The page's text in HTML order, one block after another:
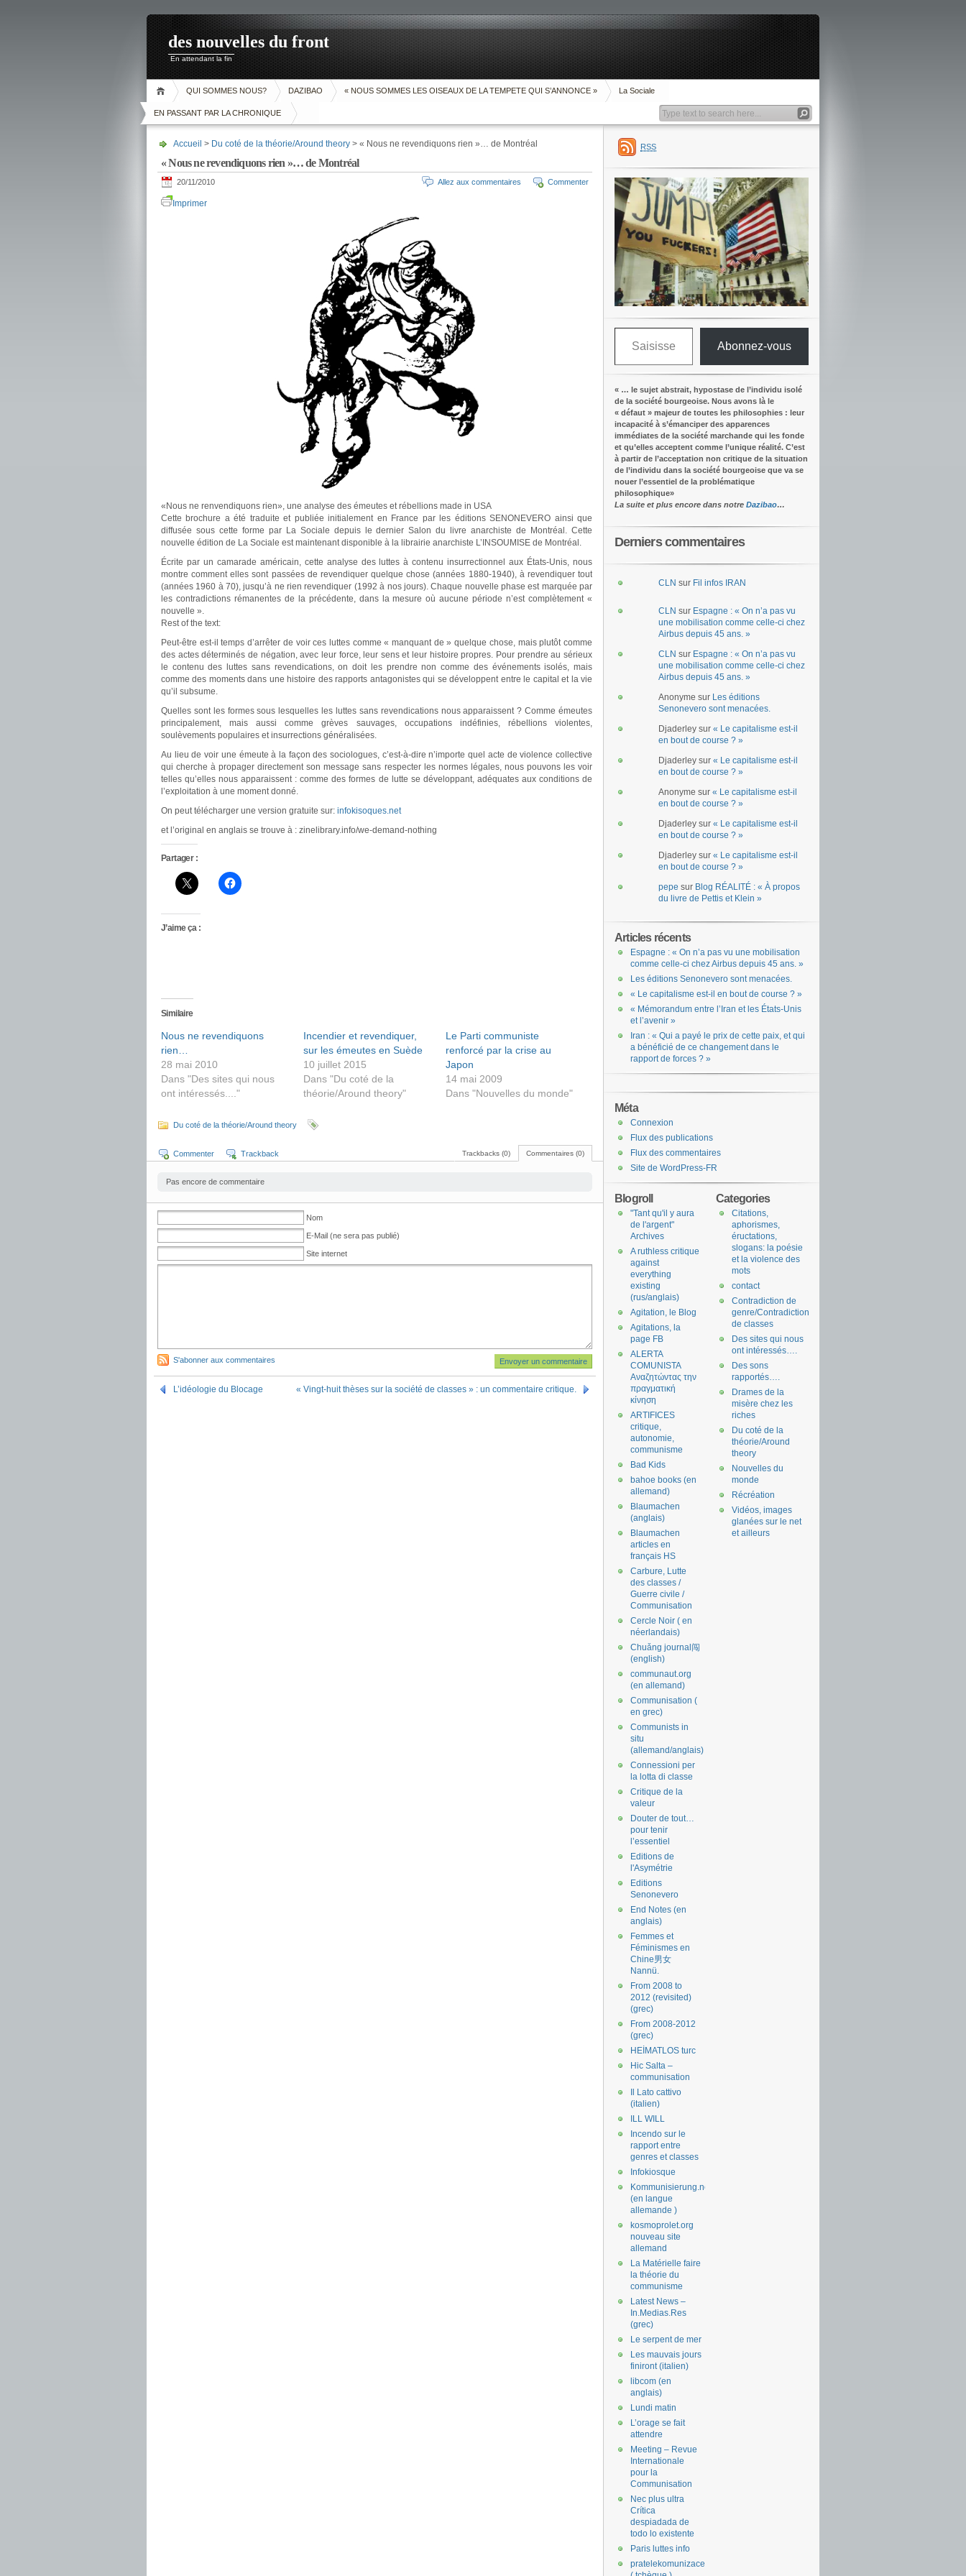
des nouvelles du front
En attendant la fin
QUI SOMMES NOUS? DAZIBAO « NOUS SOMMES LES OISEAUX DE LA TEMPETE QUI S’ANNONCE » La Sociale
EN PASSANT PAR LA CHRONIQUE
Accueil > Du coté de la théorie/Around theory > « Nous ne revendiquons rien »… de Montréal
« Nous ne revendiquons rien »… de Montréal
20/11/2010 Commenter
Allez aux commentaires
Imprimer
«Nous ne renvendiquons rien», une analyse des émeutes et rébellions made in USA
Cette brochure a été traduite et publiée initialement en France par les éditions SENONEVERO ainsi que
diffusée sous cette forme par La Sociale depuis le dernier Salon du livre anarchiste de Montréal. Cette
nouvelle édition de La Sociale est maintenant disponible à la librairie anarchiste L’INSOUMISE de Montréal.
Écrite par un camarade américain, cette analyse des luttes à contenu insurrectionnel aux États-Unis, nous
montre comment elles sont passées de revendiquer quelque chose (années 1880-1940), à revendiquer tout
(années 1960 à 70), jusqu’à ne rien revendiquer (1992 à nos jours). Chaque nouvelle phase est marquée par
les contradictions rémanentes de la précédente, dans la mesure où aucune période n’est complètement «
nouvelle ».
Rest of the text:
Peut-être est-il temps d’arrêter de voir ces luttes comme « manquant de » quelque chose, mais plutôt comme
des actes déterminés de négation, avec leur force, leur sens et leur histoire propres. Pour prendre au sérieux
le contenu des luttes sans revendications, on doit les prendre non comme des événements isolés, mais
comme des moments dans une histoire des rapports antagonistes qui se développent entre le capital et la vie
qu’il subsume.
Quelles sont les formes sous lesquelles les luttes sans revendications nous apparaissent ? Comme émeutes
principalement, mais aussi comme grèves sauvages, occupations indéfinies, rébellions violentes,
soulèvements populaires et insurrections généralisées.
Au lieu de voir une émeute à la façon des sociologues, c’est-à-dire n’importe quel acte de violence collective
qui cherche à propager directement son message sans respecter les normes légales, nous pouvons les voir
telles qu’elles nous apparaissent : comme des formes de lutte se développant, adéquates aux conditions de
l’exploitation à une moment donné.
On peut télécharger une version gratuite sur: infokisoques.net
et l’original en anglais se trouve à : zinelibrary.info/we-demand-nothing
Partager :
J’aime ça :
Similaire
Nous ne revendiquons
rien…
28 mai 2010
Dans "Des sites qui nous
ont intéressés...."
Incendier et revendiquer,
sur les émeutes en Suède
10 juillet 2015
Dans "Du coté de la
théorie/Around theory"
Le Parti communiste
renforcé par la crise au
Japon
14 mai 2009
Dans "Nouvelles du monde"
Du coté de la théorie/Around theory
Commentaires (0)
Trackbacks (0)
Commenter Trackback
Pas encore de commentaire
Nom
E-Mail (ne sera pas publié)
Site internet
S'abonner aux commentaires
L’idéologie du Blocage « Vingt-huit thèses sur la société de classes » : un commentaire critique.
RSS
Saisissez votre adresse e-mail…
Abonnez-vous
« … le sujet abstrait, hypostase de l’individu isolé
de la société bourgeoise. Nous avons là le
« défaut » majeur de toutes les philosophies : leur
incapacité à s’émanciper des apparences
immédiates de la société marchande qui les fonde
et qu’elles acceptent comme l’unique réalité. C’est
à partir de l’acceptation non critique de la situation
de l’individu dans la société bourgeoise que va se
nouer l’essentiel de la problématique
philosophique»
La suite et plus encore dans notre Dazibao…
Derniers commentaires
CLN sur Fil infos IRAN
CLN sur Espagne : « On n’a pas vu
une mobilisation comme celle-ci chez
Airbus depuis 45 ans. »
CLN sur Espagne : « On n’a pas vu
une mobilisation comme celle-ci chez
Airbus depuis 45 ans. »
Anonyme sur Les éditions
Senonevero sont menacées.
Djaderley sur « Le capitalisme est-il
en bout de course ? »
Djaderley sur « Le capitalisme est-il
en bout de course ? »
Anonyme sur « Le capitalisme est-il
en bout de course ? »
Djaderley sur « Le capitalisme est-il
en bout de course ? »
Djaderley sur « Le capitalisme est-il
en bout de course ? »
pepe sur Blog RÉALITÉ : « À propos
du livre de Pettis et Klein »
Articles récents
Espagne : « On n’a pas vu une mobilisation
comme celle-ci chez Airbus depuis 45 ans. »
Les éditions Senonevero sont menacées.
« Le capitalisme est-il en bout de course ? »
« Mémorandum entre l’Iran et les États-Unis
et l’avenir »
Iran : « Qui a payé le prix de cette paix, et qui
a bénéficié de ce changement dans le
rapport de forces ? »
Méta
Connexion
Flux des publications
Flux des commentaires
Site de WordPress-FR
Categories
Citations,
aphorismes,
éructations,
slogans: la poésie
et la violence des
mots
contact
Contradiction de
genre/Contradiction
de classes
Des sites qui nous
ont intéressés….
Des sons
rapportés….
Drames de la
misère chez les
riches
Du coté de la
théorie/Around
theory
Nouvelles du
monde
Récréation
Vidéos, images
glanées sur le net
et ailleurs
Blogroll
"Tant qu'il y aura
de l'argent"
Archives
A ruthless critique
against
everything
existing
(rus/anglais)
Agitation, le Blog
Agitations, la
page FB
ALERTA
COMUNISTA
Αναζητώντας την
πραγματική
κίνηση
ARTIFICES
critique,
autonomie,
communisme
Bad Kids
bahoe books (en
allemand)
Blaumachen
(anglais)
Blaumachen
articles en
français HS
Carbure, Lutte
des classes /
Guerre civile /
Communisation
Cercle Noir ( en
néerlandais)
Chuǎng journal闯
(english)
communaut.org
(en allemand)
Communisation (
en grec)
Communists in
situ
(allemand/anglais)
Connessioni per
la lotta di classe
Critique de la
valeur
Douter de tout…
pour tenir
l’essentiel
Editions de
l'Asymétrie
Editions
Senonevero
End Notes (en
anglais)
Femmes et
Féminismes en
Chine男女
Nannü.
From 2008 to
2012 (revisited)
(grec)
From 2008-2012
(grec)
HEİMATLOS turc
Hic Salta –
communisation
Il Lato cattivo
(italien)
ILL WILL
Incendo sur le
rapport entre
genres et classes
Infokiosque
Kommunisierung.net
(en langue
allemande )
kosmoprolet.org
nouveau site
allemand
La Matérielle faire
la théorie du
communisme
Latest News –
In.Medias.Res
(grec)
Le serpent de mer
Les mauvais jours
finiront (italien)
libcom (en
anglais)
Lundi matin
L’orage se fait
attendre
Meeting – Revue
Internationale
pour la
Communisation
Nec plus ultra
Crítica
despiadada de
todo lo existente
Paris luttes info
pratelekomunizace